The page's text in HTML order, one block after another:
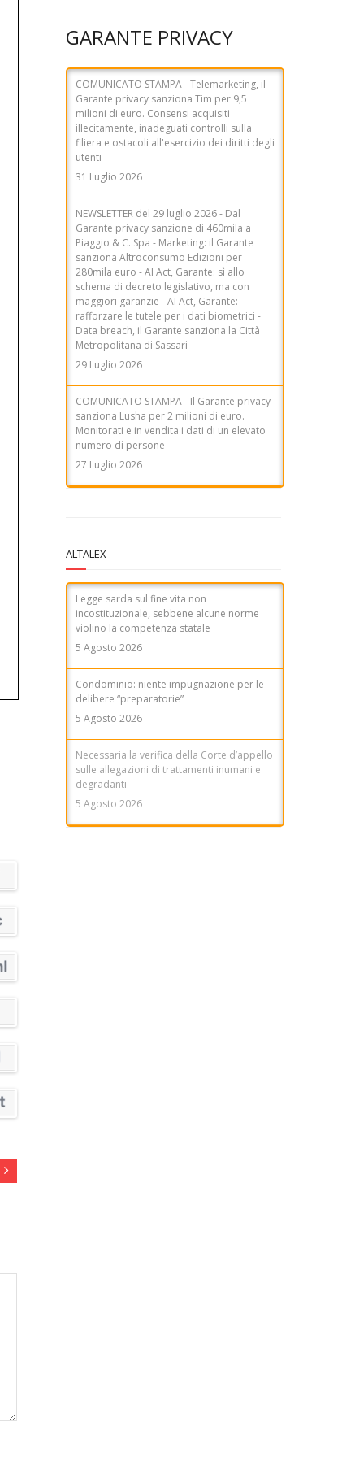
GARANTE PRIVACY
NEWSLETTER del 29 luglio 2026 - Dal
Garante privacy sanzione di 460mila a
Piaggio & C. Spa - Marketing: il Garante
sanziona Altroconsumo Edizioni per
280mila euro - AI Act, Garante: sì allo
schema di decreto legislativo, ma con
maggiori garanzie - AI Act, Garante:
rafforzare le tutele per i dati biometrici -
Data breach, il Garante sanziona la Città
Metropolitana di Sassari
29 Luglio 2026
COMUNICATO STAMPA - Il Garante privacy
sanziona Lusha per 2 milioni di euro.
Monitorati e in vendita i dati di un elevato
numero di persone
27 Luglio 2026
COMUNICATO STAMPA - Telemarketing, il
Garante privacy sanziona Tim per 9,5
milioni di euro. Consensi acquisiti
illecitamente, inadeguati controlli sulla
filiera e ostacoli all'esercizio dei diritti degli
utenti
31 Luglio 2026
ALTALEX
Legge sarda sul fine vita non
incostituzionale, sebbene alcune norme
violino la competenza statale
5 Agosto 2026
Condominio: niente impugnazione per le
delibere “preparatorie”
5 Agosto 2026
Necessaria la verifica della Corte d’appello
sulle allegazioni di trattamenti inumani e
degradanti
5 Agosto 2026